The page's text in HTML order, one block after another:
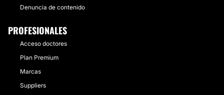
Denuncia de contenido
PROFESIONALES
Acceso doctores
Plan Premium
Marcas
Suppliers